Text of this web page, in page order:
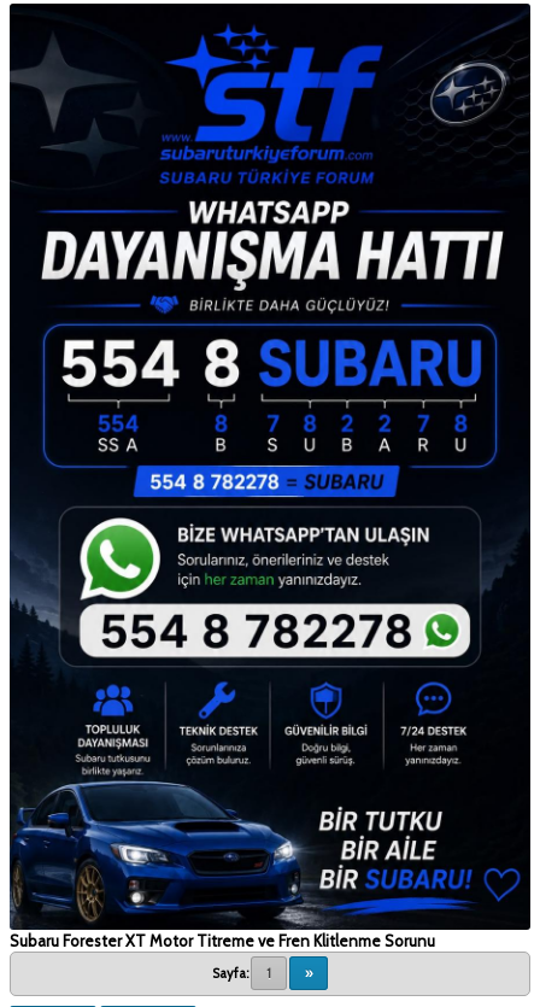
Subaru Forester XT Motor Titreme ve Fren Klitlenme Sorunu
Sayfa: 1 »